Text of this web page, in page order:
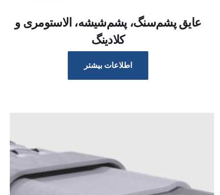
عایق پشم‌سنگ، پشم‌شیشه، الاستومری و
کلادینگ
اطلاعات بیشتر